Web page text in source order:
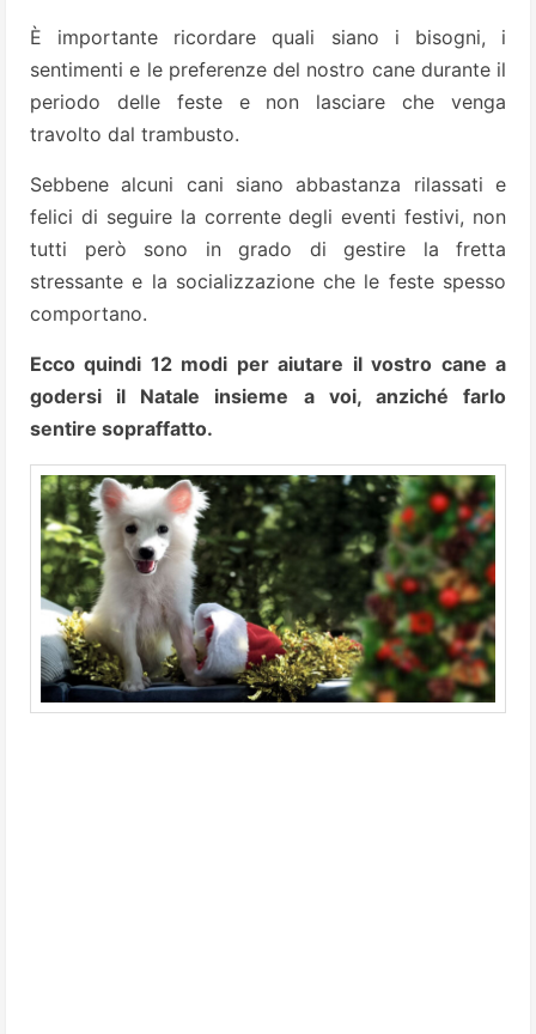
È importante ricordare quali siano i bisogni, i
sentimenti e le preferenze del nostro cane durante il
periodo delle feste e non lasciare che venga
travolto dal trambusto.
Sebbene alcuni cani siano abbastanza rilassati e
felici di seguire la corrente degli eventi festivi, non
tutti però sono in grado di gestire la fretta
stressante e la socializzazione che le feste spesso
comportano.
Ecco quindi 12 modi per aiutare il vostro cane a
godersi il Natale insieme a voi, anziché farlo
sentire sopraffatto.